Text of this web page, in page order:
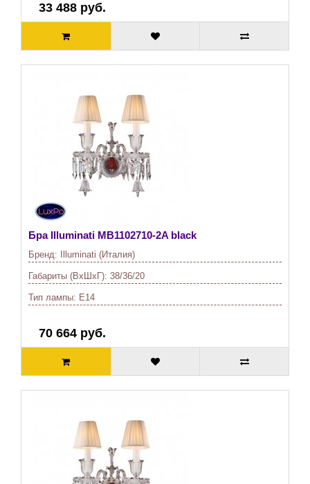
33 488 руб.
Бра Illuminati MB1102710-2A black
Бренд: Illuminati (Италия)
Габариты (ВхШхГ): 38/36/20
Тип лампы: E14
70 664 руб.